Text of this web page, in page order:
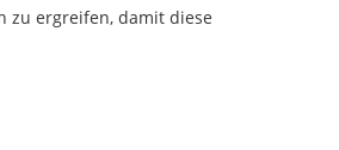
zu ergreifen, damit diese